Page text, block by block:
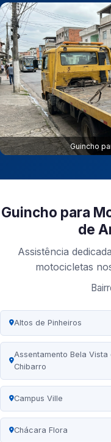
Guincho
Guincho para
de
Assistência
motocicletas
Altos de Pinheiros
Assentamento Bela Vista
Chibarro
Campus Ville
Chácara Flora